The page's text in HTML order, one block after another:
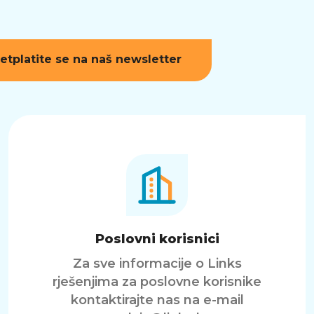
se na naš newsletter
Poslovni korisnici
Za sve informacije o Links
rješenjima za poslovne korisnike
kontaktirajte nas na e-mail